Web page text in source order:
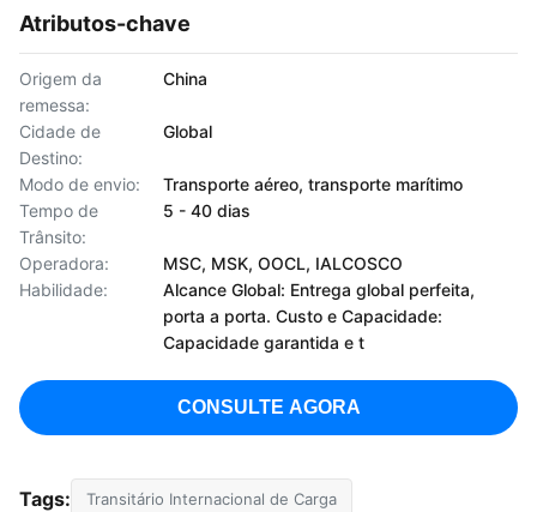
Atributos-chave
Origem da
remessa:
China
Cidade de
Destino:
Global
Modo de envio:
Transporte aéreo, transporte marítimo
Tempo de
Trânsito:
5 - 40 dias
Operadora:
MSC, MSK, OOCL, IALCOSCO
Habilidade:
Alcance Global: Entrega global perfeita,
porta a porta. Custo e Capacidade:
Capacidade garantida e t
CONSULTE AGORA
Tags: Transitário Internacional de Carga